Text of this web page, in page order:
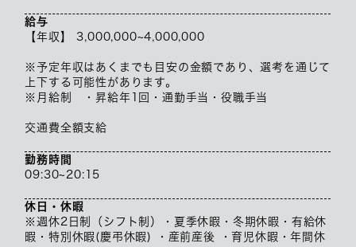
給与
【年収】 3,000,000~4,000,000
※予定年収はあくまでも目安の金額であり、選考を通じて
上下する可能性があります。
※月給制 ・昇給年1回・通勤手当・役職手当
交通費全額支給
勤務時間
09:30~20:15
休日・休暇
※週休2日制（シフト制）・夏季休暇・冬期休暇・有給休
暇・特別休暇(慶弔休暇) ・産前産後 ・育児休暇・年間休